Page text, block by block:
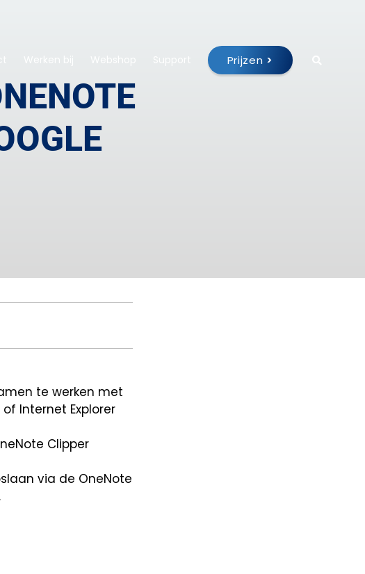
Prijzen >
te werken met
Internet Explorer
Clipper
via de OneNote